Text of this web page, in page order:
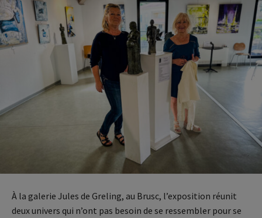
À la galerie Jules de Greling, au Brusc, l’exposition réunit
deux univers qui n’ont pas besoin de se ressembler pour se